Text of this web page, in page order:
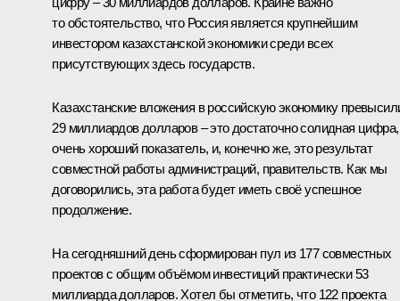
то обстоятельство, что Россия является крупнейшим
инвестором казахстанской экономики среди всех
присутствующих здесь государств.
Казахстанские вложения в российскую экономику
29 миллиардов долларов – это достаточно солидная цифра,
очень хороший показатель, и, конечно же, это результат
совместной работы администраций, правительств. Как мы
договорились, эта работа будет иметь своё успешное
продолжение.
На сегодняшний день сформирован пул из 177 совместных
проектов с общим объёмом инвестиций практически 53
миллиарда долларов. Хотел бы отметить, что 122 проекта